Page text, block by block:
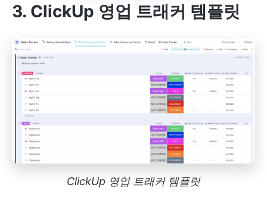
3. ClickUp 영업 트래커 템플릿
ClickUp 영업 트래커 템플릿